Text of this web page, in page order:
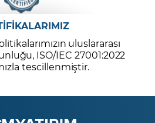
uluslararası
ISO/IEC 27001:2022
tescillenmiştir.